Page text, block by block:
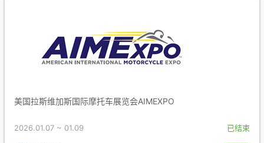
美国拉斯维加斯国际摩托车展览会AIMEXPO
2026.01.07 ~ 01.09 已结束